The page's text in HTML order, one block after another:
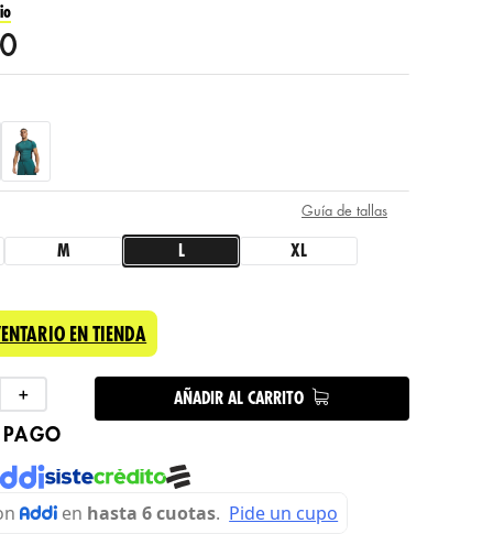
M L XL
Guía de tallas
EN TIENDA
＋ AÑADIR AL CARRITO